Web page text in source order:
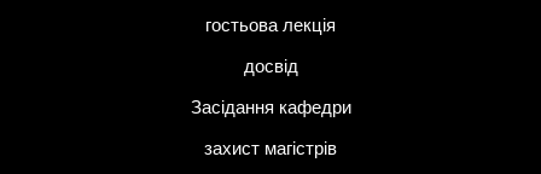
гостьова лекція
досвід
Засідання кафедри
захист магістрів